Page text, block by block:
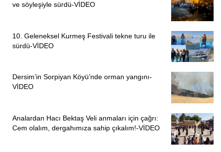
ve söyleşiyle sürdü-VİDEO
10. Geleneksel Kurmeş Festivali tekne turu ile
sürdü-VİDEO
Dersim’in Sorpiyan Köyü’nde orman yangını-
VİDEO
Analardan Hacı Bektaş Veli anmaları için çağrı:
Cem olalım, dergahımıza sahip çıkalım!-VİDEO